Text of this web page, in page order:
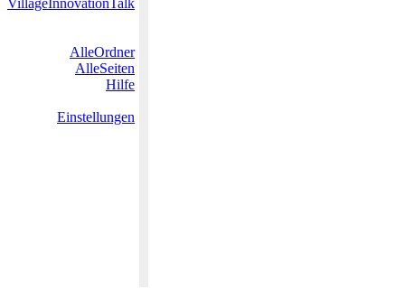
VillageInnovationTalk
AlleOrdner
AlleSeiten
Hilfe
Einstellungen